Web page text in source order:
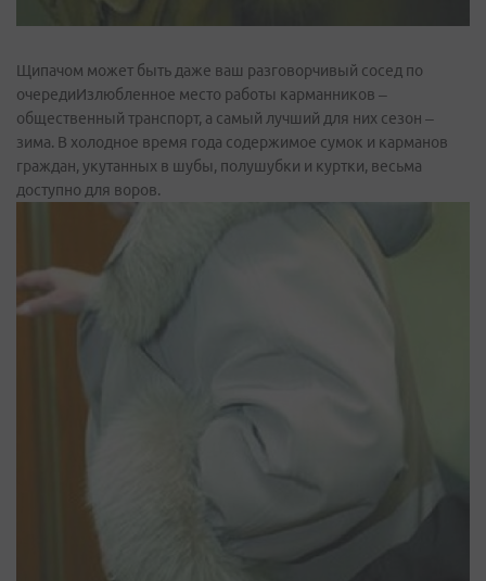
Щипачом может быть даже ваш разговорчивый сосед по
очередиИзлюбленное место работы карманников –
общественный транспорт, а самый лучший для них сезон –
зима. В холодное время года содержимое сумок и карманов
граждан, укутанных в шубы, полушубки и куртки, весьма
доступно для воров.